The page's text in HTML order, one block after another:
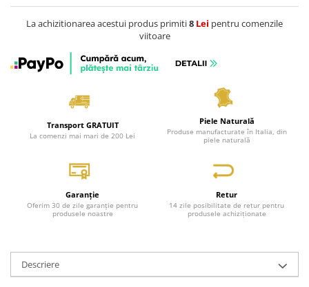
La achizitionarea acestui produs primiti8 Lei pentru comenzile
viitoare
Transport GRATUIT
La comenzi mai mari de 200 Lei
Piele Naturală
Produse manufacturate în Italia, din
piele naturală
Garanție
Oferim 30 de zile garanție pentru
produsele noastre
Retur
14 zile posibilitate de retur pentru
produsele achiziționate
Descriere